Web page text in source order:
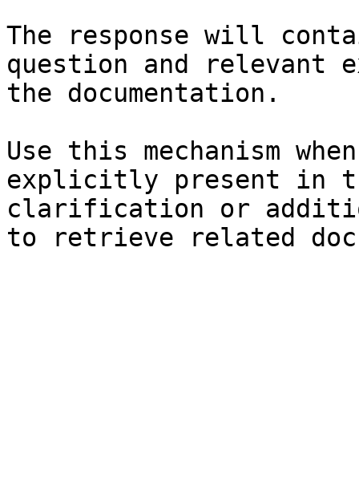
The response will
question and relevant
the documentation.
Use this mechanism
explicitly present in
clarification or